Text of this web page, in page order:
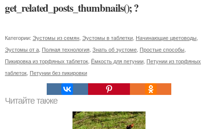
get_related_posts_thumbnails(); ?
Категории: Эустомы из семян Эустомы в таблетки Начинающие цветоводы
Эустомы от а Полная технология Знать об эустоме Простые способы
Пикировка из торфяных таблеток Ёмкость для петунии Петунии из торфяных
таблеток Петунии без пикировки
Читайте также